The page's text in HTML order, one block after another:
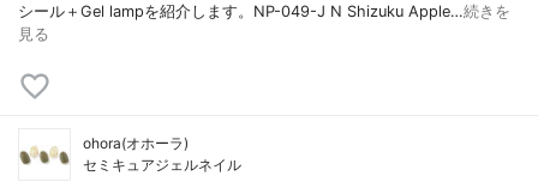
シール＋Gel lampを紹介します。NP-049-J N Shizuku Apple…続きを
見る
ohora(オホーラ)
セミキュアジェルネイル